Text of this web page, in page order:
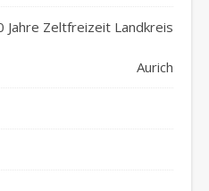
Jahre Zeltfreizeit Landkreis
Aurich